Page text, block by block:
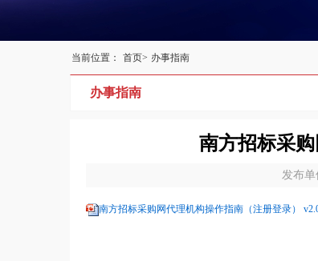
当前位置： 首页> 办事指南
办事指南
南方招标采
发布
南方招标采购网代理机构操作指南（注册登录）